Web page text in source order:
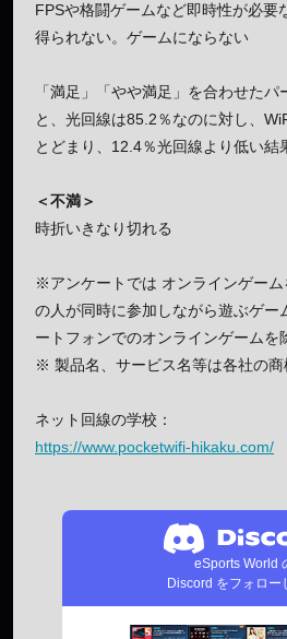
FPSや格闘ゲームなど即時性が必要
得られない。ゲームにならない
「満足」「やや満足」を合わせた
と、光回線は85.2％なのに対し、
とどまり、12.4％光回線より低い結
＜不満＞
時折いきなり切れる
※アンケートでは オンラインゲー
の人が同時に参加しながら遊ぶゲー
ートフォンでのオンラインゲームを
※ 製品名、サービス名等は各社の商
ネット回線の学校：
https://www.pocketwifi-hikaku.com/
eSports World
Discord をフォロー